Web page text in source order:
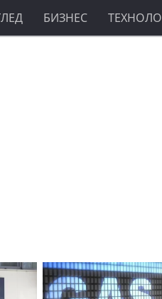
БИЗНЕС